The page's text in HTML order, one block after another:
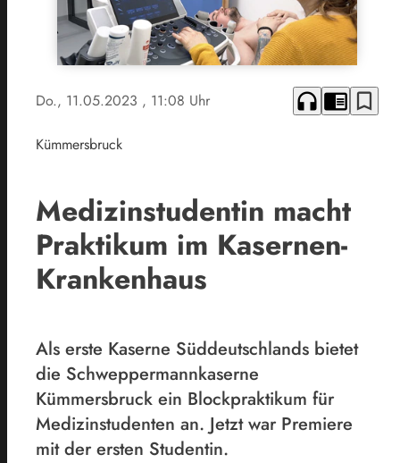
Do., 11.05.2023 , 11:08 Uhr headphones chrome_reader_mode bookmark_border
Kümmersbruck
Medizinstudentin macht
Praktikum im Kasernen-
Krankenhaus
Als erste Kaserne Süddeutschlands bietet
die Schweppermannkaserne
Kümmersbruck ein Blockpraktikum für
Medizinstudenten an. Jetzt war Premiere
mit der ersten Studentin.